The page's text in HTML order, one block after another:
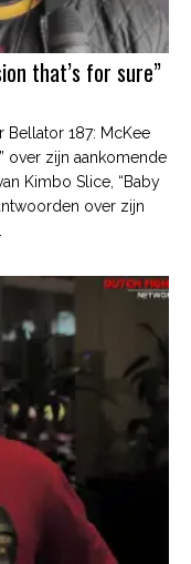
that’s for sure”
Bellator 187: McKee
over zijn aankomende
Kimbo Slice, “Baby
over zijn